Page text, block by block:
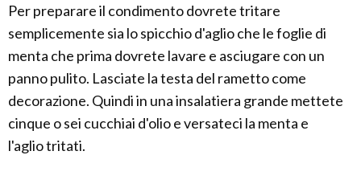
Per preparare il condimento dovrete tritare
semplicemente sia lo spicchio d'aglio che le foglie di
menta che prima dovrete lavare e asciugare con un
panno pulito. Lasciate la testa del rametto come
decorazione. Quindi in una insalatiera grande mettete
cinque o sei cucchiai d'olio e versateci la menta e
l'aglio tritati.